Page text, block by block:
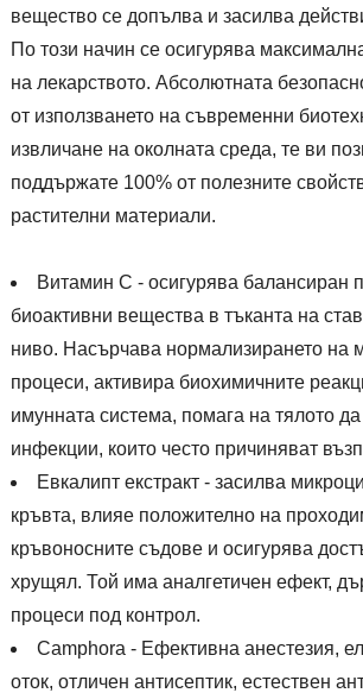
вещество се допълва и засилва
По този начин се осигурява
на лекарството. Абсолютната
от използването на съвременни
извличане на околната среда, те ви
поддържате 100% от полезните
растителни материали.
Витамин С - осигурява балансиран
биоактивни вещества в тъканта на
ниво. Насърчава нормализирането на
процеси, активира биохимичните
имунната система, помага на тялото
инфекции, които често причиняват
Евкалипт екстракт - засилва
кръвта, влияе положително на
кръвоносните съдове и осигурява
хрущял. Той има аналгетичен ефект,
процеси под контрол.
Camphora - Ефективна анестезия,
оток, отличен антисептик, естествен